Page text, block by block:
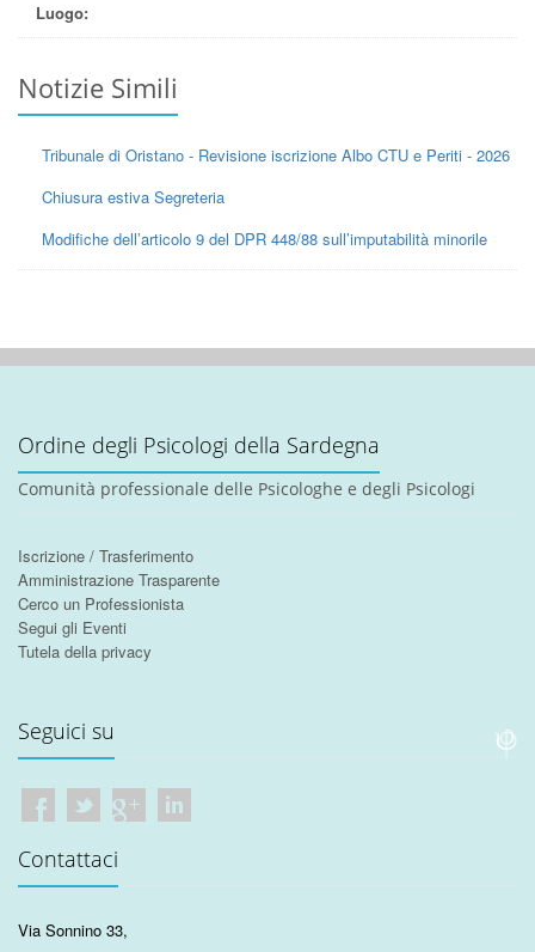
Luogo:
Notizie Simili
Tribunale di Oristano - Revisione iscrizione Albo CTU e Periti - 2026
Chiusura estiva Segreteria
Modifiche dell’articolo 9 del DPR 448/88 sull’imputabilità minorile
Ordine degli Psicologi della Sardegna
Comunità professionale delle Psicologhe e degli Psicologi
Iscrizione / Trasferimento
Amministrazione Trasparente
Cerco un Professionista
Segui gli Eventi
Tutela della privacy
Seguici su
Contattaci
Via Sonnino 33,